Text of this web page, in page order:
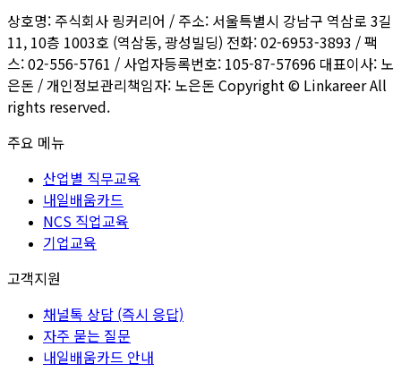
상호명: 주식회사 링커리어 / 주소: 서울특별시 강남구 역삼로 3길
11, 10층 1003호 (역삼동, 광성빌딩) 전화: 02-6953-3893 / 팩
스: 02-556-5761 / 사업자등록번호: 105-87-57696 대표이사: 노
은돈 / 개인정보관리책임자: 노은돈 Copyright © Linkareer All
rights reserved.
주요 메뉴
산업별 직무교육
내일배움카드
NCS 직업교육
기업교육
고객지원
채널톡 상담 (즉시 응답)
자주 묻는 질문
내일배움카드 안내